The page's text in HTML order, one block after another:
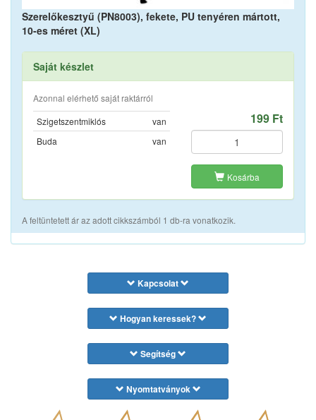
Szerelőkesztyű (PN8003), fekete, PU tenyéren mártott,
10-es méret (XL)
Saját készlet
Azonnal elérhető saját raktárról
Szigetszentmiklós
van
Buda
van
199 Ft
Kosárba
A feltüntetett ár az adott cikkszámból 1 db-ra vonatkozik.
Kapcsolat
Hogyan keressek?
Segítség
Nyomtatványok